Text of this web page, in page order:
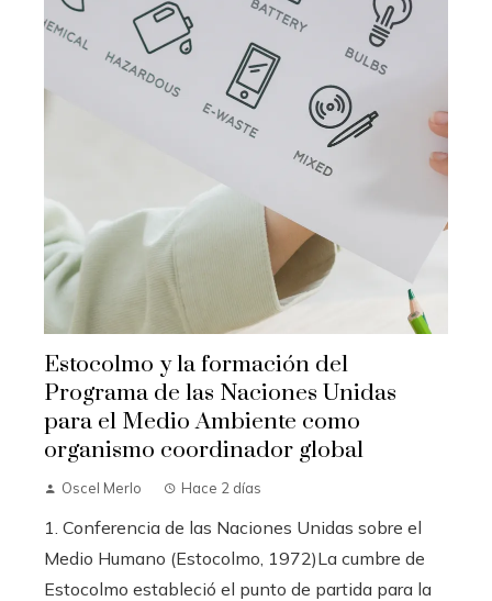
Estocolmo y la formación del
Programa de las Naciones Unidas
para el Medio Ambiente como
organismo coordinador global
Oscel Merlo Hace 2 días
1. Conferencia de las Naciones Unidas sobre el
Medio Humano (Estocolmo, 1972)La cumbre de
Estocolmo estableció el punto de partida para la